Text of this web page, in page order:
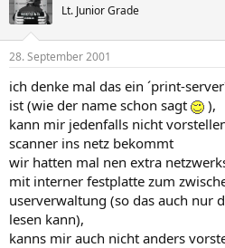
Lt. Junior Grade
28. September 2001
ich denke mal das ein ´print-
ist (wie der name schon sagt
),
kann mir jedenfalls nicht
scanner ins netz bekommt
wir hatten mal nen extra
mit interner festplatte zum
userverwaltung (so das auch nur
lesen kann),
kanns mir auch nicht anders